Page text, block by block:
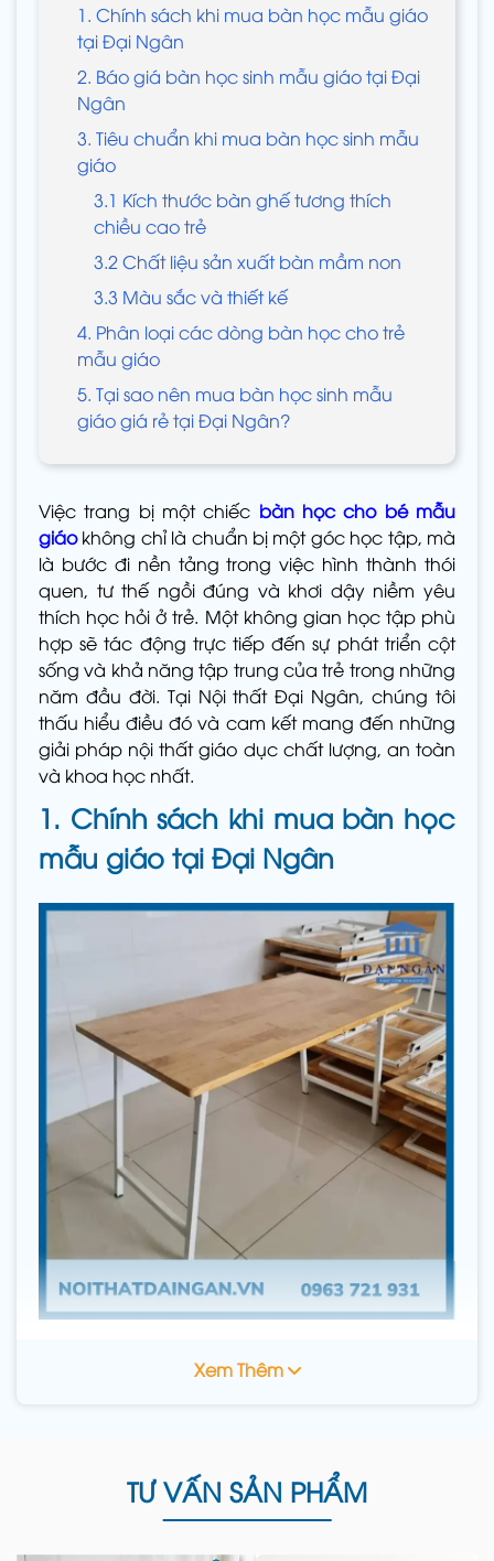
1. Chính sách khi mua bàn học mẫu giáo
tại Đại Ngân
2. Báo giá bàn học sinh mẫu giáo tại Đại
Ngân
3. Tiêu chuẩn khi mua bàn học sinh mẫu
giáo
3.1 Kích thước bàn ghế tương thích
chiều cao trẻ
3.2 Chất liệu sản xuất bàn mầm non
3.3 Màu sắc và thiết kế
4. Phân loại các dòng bàn học cho trẻ
mẫu giáo
5. Tại sao nên mua bàn học sinh mẫu
giáo giá rẻ tại Đại Ngân?
Việc trang bị một chiếc bàn học cho bé mẫu
giáokhông chỉ là chuẩn bị một góc học tập, mà
là bước đi nền tảng trong việc hình thành thói
quen, tư thế ngồi đúng và khơi dậy niềm yêu
thích học hỏi ở trẻ. Một không gian học tập phù
hợp sẽ tác động trực tiếp đến sự phát triển cột
sống và khả năng tập trung của trẻ trong những
năm đầu đời. Tại Nội thất Đại Ngân, chúng tôi
thấu hiểu điều đó và cam kết mang đến những
giải pháp nội thất giáo dục chất lượng, an toàn
và khoa học nhất.
1. Chính sách khi mua bàn học
mẫu giáo tại Đại Ngân
Bàn gỗ học sinh mầm non tại Đại Ngân
vô cùng quan trọng để đảm bảo quyền lợi.
thất Đại Ngân luôn minh bạch các điều khoản
Xem Thêm
TƯ VẤN SẢN PHẨM